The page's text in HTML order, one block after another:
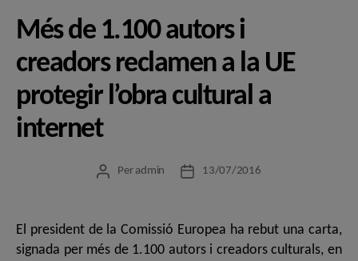
Més de 1.100 autors i
creadors reclamen a la UE
protegir l’obra cultural a
internet
Autor
Per admin
Data13/07/2016
El president de la Comissió Europea ha rebut una carta,
signada per més de 1.100 autors i creadors culturals, en